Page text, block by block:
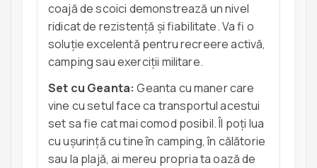
coajă de scoici demonstrează un nivel
ridicat de rezistență și fiabilitate. Va fi o
soluție excelentă pentru recreere activă,
camping sau exerciții militare.
Set cu Geanta: Geanta cu maner care
vine cu setul face ca transportul acestui
set sa fie cat mai comod posibil. Îl poți lua
cu ușurință cu tine în camping, în călătorie
sau la plajă, ai mereu propria ta oază de